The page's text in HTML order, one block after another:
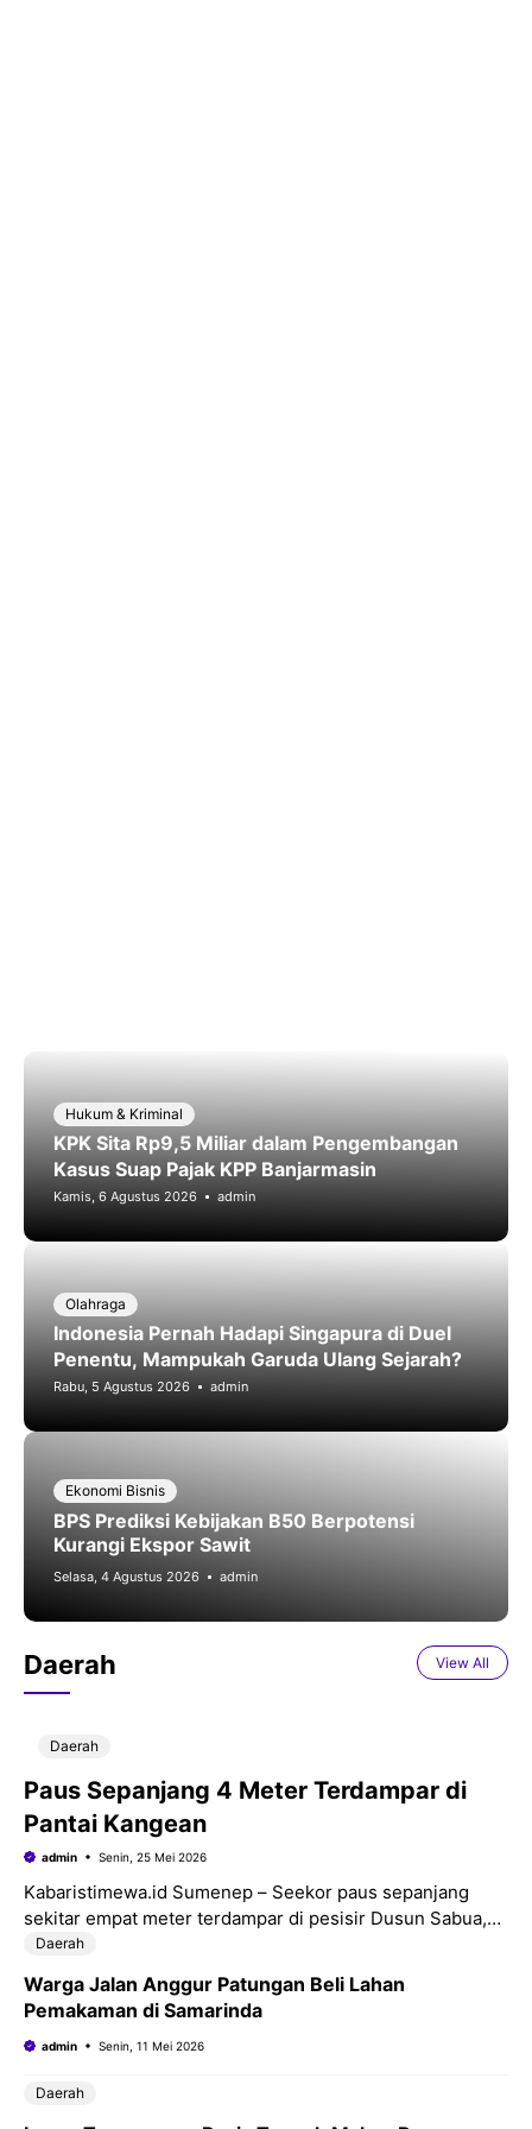
Hukum & Kriminal
KPK Sita Rp9,5 Miliar dalam Pengembangan
Kasus Suap Pajak KPP Banjarmasin
Kamis, 6 Agustus 2026 admin
Olahraga
Indonesia Pernah Hadapi Singapura di Duel
Penentu, Mampukah Garuda Ulang Sejarah?
Rabu, 5 Agustus 2026 admin
Ekonomi Bisnis
BPS Prediksi Kebijakan B50 Berpotensi
Kurangi Ekspor Sawit
Selasa, 4 Agustus 2026 admin
Daerah View All
Daerah
Paus Sepanjang 4 Meter Terdampar di
Pantai Kangean
admin Senin, 25 Mei 2026
Kabaristimewa.id Sumenep – Seekor paus sepanjang
sekitar empat meter terdampar di pesisir Dusun Sabua,
Desa Pajanangger, Kecamatan Arjasa, Pulau Kangean,
Kabupaten Sumenep, Jawa Timur. Peristiwa
Daerah
Warga Jalan Anggur Patungan Beli Lahan
Pemakaman di Samarinda
admin Senin, 11 Mei 2026
Daerah